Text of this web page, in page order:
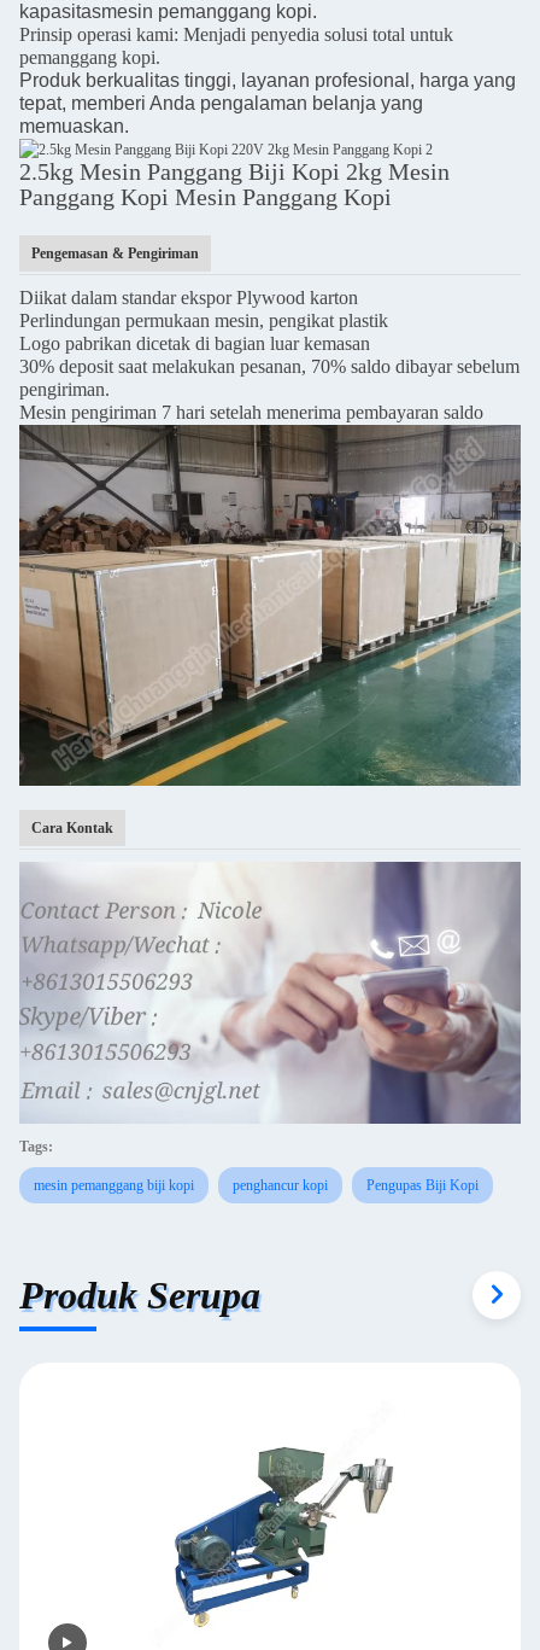
kapasitasmesin pemanggang kopi.
Prinsip operasi kami: Menjadi penyedia solusi total untuk
pemanggang kopi.
Produk berkualitas tinggi, layanan profesional, harga yang
tepat, memberi Anda pengalaman belanja yang
memuaskan.
2.5kg Mesin Panggang Biji Kopi 2kg Mesin
Panggang Kopi Mesin Panggang Kopi
Pengemasan & Pengiriman
Diikat dalam standar ekspor Plywood karton
Perlindungan permukaan mesin, pengikat plastik
Logo pabrikan dicetak di bagian luar kemasan
30% deposit saat melakukan pesanan, 70% saldo dibayar sebelum
pengiriman.
Mesin pengiriman 7 hari setelah menerima pembayaran saldo
Cara Kontak
Tags:
mesin pemanggang biji kopi penghancur kopi Pengupas Biji Kopi
Produk Serupa